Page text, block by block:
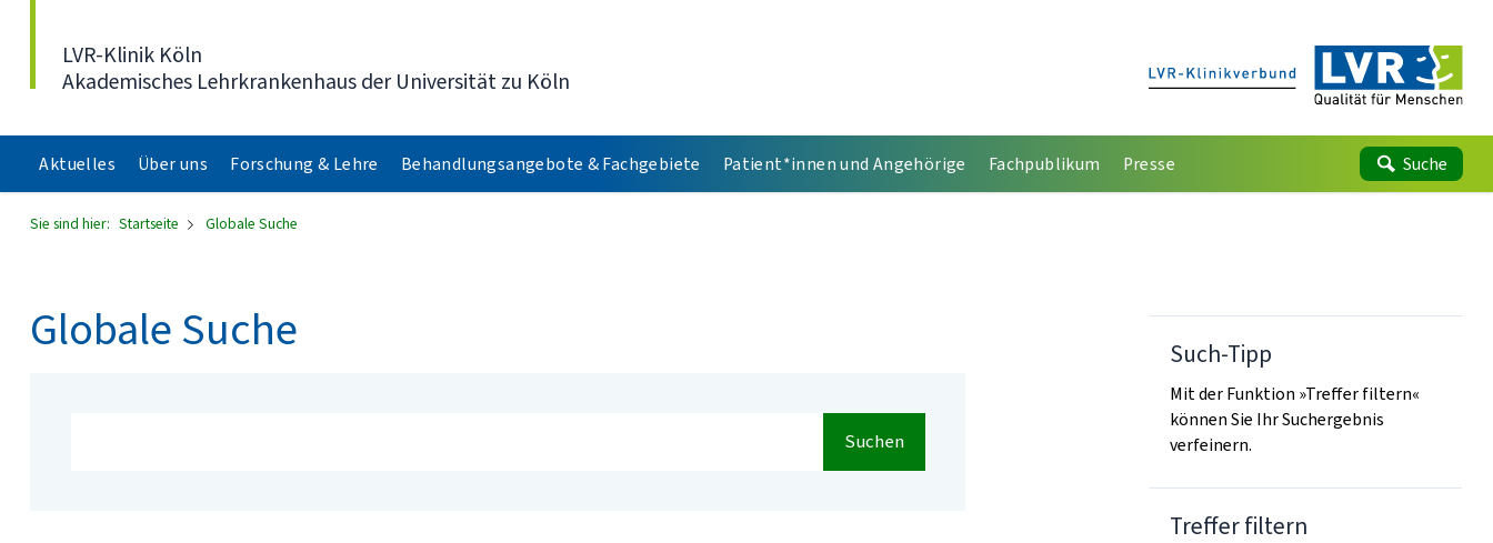
LVR-Klinik Köln
Akademisches Lehrkrankenhaus der Universität zu Köln
Aktuelles Über uns Forschung & Lehre Behandlungsangebote & Fachgebiete Patient*innen und Angehörige Fachpublikum Presse Suche
Sie sind hier: Startseite Globale Suche
Globale Suche
Suchen
Such-Tipp
Mit der Funktion »Treffer filtern«
können Sie Ihr Suchergebnis
verfeinern.
Treffer filtern